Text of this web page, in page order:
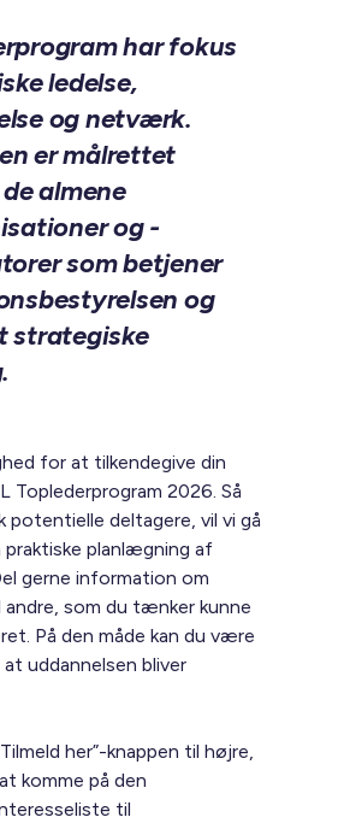
har fokus
ledelse,
og netværk.
er målrettet
almene
og -
som betjener
og
strategiske
for at tilkendegive din
Toplederprogram 2026. Så
potentielle deltagere, vil vi gå
praktiske planlægning af
gerne information om
andre, som du tænker kunne
På den måde kan du være
uddannelsen bliver
her”-knappen til højre,
komme på den
til